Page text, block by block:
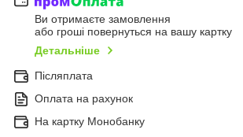
Ви отримаєте замовлення
або гроші повернуться на вашу картку
Детальніше
Післяплата
Оплата на рахунок
На картку Монобанку